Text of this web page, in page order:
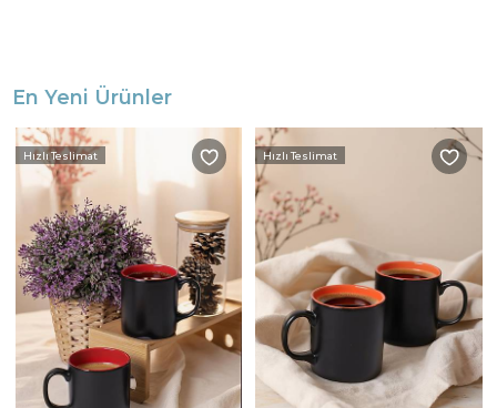
En Yeni Ürünler
Hızlı Teslimat Hızlı Teslimat